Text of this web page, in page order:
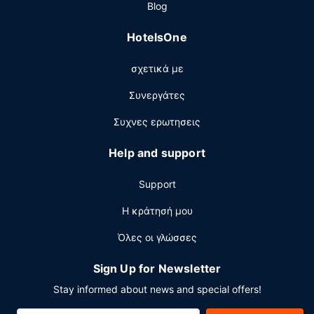
μέρας με ένα ποτό στο μπαρ/lounge. Σερβίρεται δωρεάν
όλο το 24ωρο, εγκαταστάσεις πλυντηρίων και ΑΤΜ/
δωρεάν στάθμευση χωρίς παρκαδόρο.
Blog
HotelsOne
σχετικά με
Συνεργάτες
Συχνες ερωτησεις
Help and support
Support
Η κράτησή μου
Όλες οι γλώσσες
Sign Up for Newsletter
Stay informed about news and special offers!